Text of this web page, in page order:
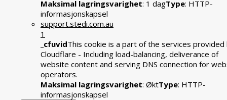
Maksimal lagringsvarighet: 1 dagType: HTTP-
informasjonskapsel
support.stedi.com.au
1
_cfuvidThis cookie is a part of the services provided
Cloudflare - Including load-balancing, deliverance of
website content and serving DNS connection for
operators.
Maksimal lagringsvarighet: ØktType: HTTP-
informasjonskapsel